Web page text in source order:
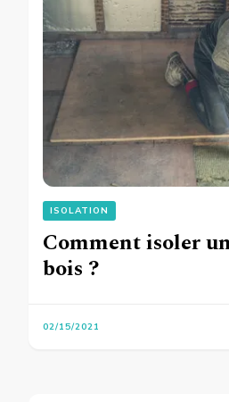
ISOLATION
Comment isoler
bois ?
02/15/2021